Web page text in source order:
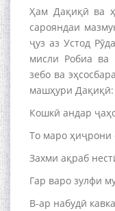
Ҳам Дақиқӣ ва
сарояндаи
ҷуз аз Устод
мисли Робиа ва
зебо ва
машҳури Дақиқӣ:
Кошкӣ андар
То маро ҳиҷрони
Захми ақраб
Гар варо зулфи
В-ар набудӣ